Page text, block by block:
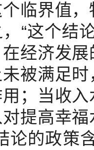
临界值
“这个结
经济发
被满足
；当收
提高幸
论的政策